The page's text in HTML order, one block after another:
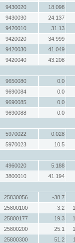
9430020
18.098
9430030
24.137
9420010
31.13
9420020
34.999
9420030
41.049
9420040
43.208
9650080
0.0
9690084
0.0
9690085
0.0
9690088
0.0
5970022
0.028
5970023
10.5
4960020
5.188
3800010
41.194
25830056
-38.7
25800100 -3.2
25800177 19.3
25800200 25.1
25800300 51.2